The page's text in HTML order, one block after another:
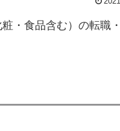
・食品含む）の転職